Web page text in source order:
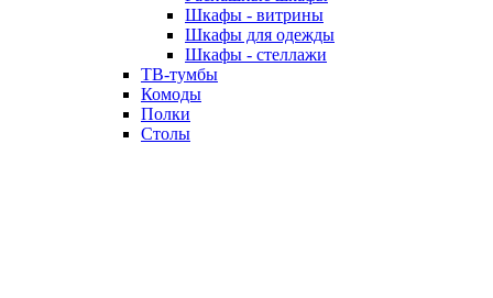
Шкафы - витрины
Шкафы для одежды
Шкафы - стеллажи
ТВ-тумбы
Комоды
Полки
Столы